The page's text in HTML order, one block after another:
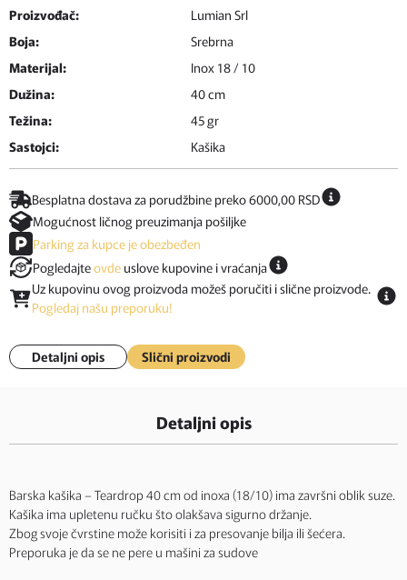
Proizvođač:
Lumian Srl
Boja:
Srebrna
Materijal:
Inox 18 / 10
Dužina:
40 cm
Težina:
45 gr
Sastojci:
Kašika
Besplatna dostava za porudžbine preko 6000,00 RSD
Mogućnost ličnog preuzimanja pošiljke
Parking za kupce je obezbeđen
Pogledajteovde uslove kupovine i vraćanja
Uz kupovinu ovog proizvoda možeš poručiti i slične proizvode.
Pogledaj našu preporuku!
Detaljni opis Slični proizvodi
Detaljni opis
Barska kašika – Teardrop 40 cm od inoxa (18/10) ima završni oblik suze.
Kašika ima upletenu ručku što olakšava sigurno držanje.
Zbog svoje čvrstine može korisiti i za presovanje bilja ili šećera.
Preporuka je da se ne pere u mašini za sudove